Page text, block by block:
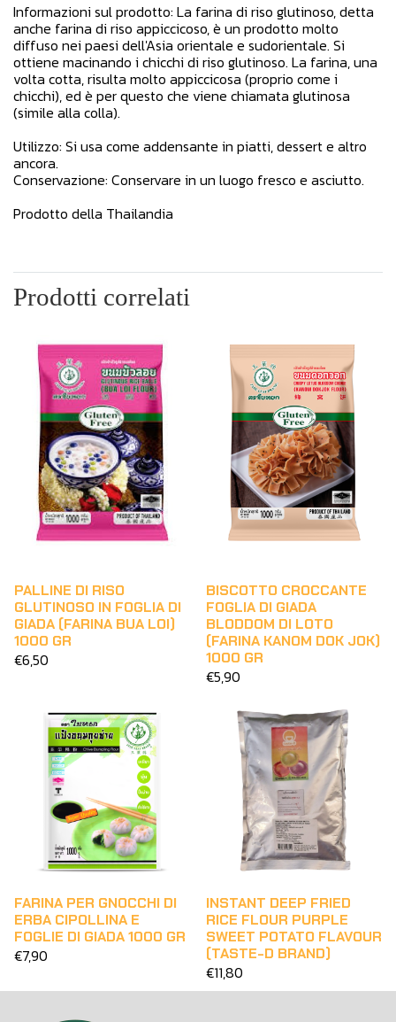
Informazioni sul prodotto: La farina di riso glutinoso, detta
anche farina di riso appiccicoso, è un prodotto molto
diffuso nei paesi dell'Asia orientale e sudorientale. Si
ottiene macinando i chicchi di riso glutinoso. La farina, una
volta cotta, risulta molto appiccicosa (proprio come i
chicchi), ed è per questo che viene chiamata glutinosa
(simile alla colla).
Utilizzo: Si usa come addensante in piatti, dessert e altro
ancora.
Conservazione: Conservare in un luogo fresco e asciutto.
Prodotto della Thailandia
Prodotti correlati
PALLINE DI RISO
GLUTINOSO IN FOGLIA DI
GIADA (FARINA BUA LOI)
1000 GR
€6,50
BISCOTTO CROCCANTE
FOGLIA DI GIADA
BLODDOM DI LOTO
(FARINA KANOM DOK JOK)
1000 GR
€5,90
FARINA PER GNOCCHI DI
ERBA CIPOLLINA E
FOGLIE DI GIADA 1000 GR
€7,90
INSTANT DEEP FRIED
RICE FLOUR PURPLE
SWEET POTATO FLAVOUR
(TASTE-D BRAND)
€11,80